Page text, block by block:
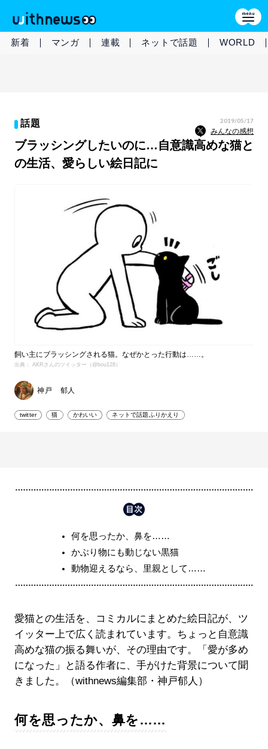
新着 マンガ 連載 ネットで話題 WORLD
話題 2019/05/17
みんなの感想
ブラッシングしたいのに…自意識高めな猫と
の生活、愛らしい絵日記に
飼い主にブラッシングされる猫。なぜかとった行動は……。
出典： AKRさんのツイッター（@bou128）
神戸 郁人
twitter 猫 かわいい ネットで話題ふりかえり
何を思ったか、鼻を……
かぶり物にも動じない黒猫
動物迎えるなら、里親として……
愛猫との生活を、コミカルにまとめた絵日記が、ツ
イッター上で広く読まれています。ちょっと自意識
高めな猫の振る舞いが、その理由です。「愛が多め
になった」と語る作者に、手がけた背景について聞
きました。（withnews編集部・神戸郁人）
何を思ったか、鼻を……